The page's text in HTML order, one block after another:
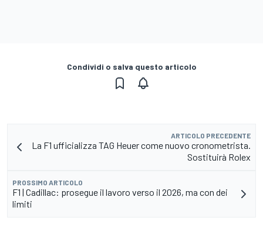
Condividi o salva questo articolo
ARTICOLO PRECEDENTE
La F1 ufficializza TAG Heuer come nuovo cronometrista.
Sostituirà Rolex
PROSSIMO ARTICOLO
F1 | Cadillac: prosegue il lavoro verso il 2026, ma con dei
limiti